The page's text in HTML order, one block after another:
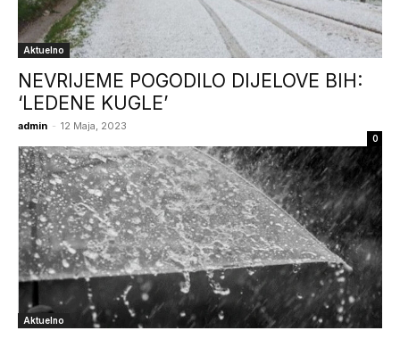
Aktuelno
NEVRIJEME POGODILO DIJELOVE BIH:
‘LEDENE KUGLE’
admin - 12 Maja, 2023
0
Aktuelno